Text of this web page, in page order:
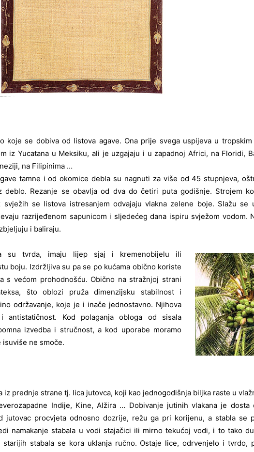
koje se dobiva od listova agave. Ona prije svega uspijeva u tropskim
iz Yucatana u Meksiku, ali je uzgajaju i u zapadnoj Africi, na Floridi,
na Filipinima …
tamne i od okomice debla su nagnuti za više od 45 stupnjeva,
deblo. Rezanje se obavlja od dva do četiri puta godišnje. Strojem
svježih se listova istresanjem odvajaju vlakna zelene boje. Slažu se
razrijeđenom sapunicom i sljedećeg dana ispiru svježom vodom.
i baliraju.
su tvrda, imaju lijep sjaj i kremenobijelu ili
boju. Izdržljiva su pa se po kućama obično koriste
s većom prohodnošću. Obično na stražnjoj strani
što oblozi pruža dimenzijsku stabilnost i
održavanje, koje je i inače jednostavno. Njihova
antistatičnost. Kod polaganja obloga od sisala
izvedba i stručnost, a kod uporabe moramo
isuviše ne smoče.
iz prednje strane tj. lica jutovca, koji kao jednogodišnja biljka raste u
Indije, Kine, Alžira … Dobivanje jutinih vlakana je dosta
jutovac procvjeta odnosno dozrije, režu ga pri korijenu, a stabla se
namakanje stabala u vodi stajačici ili mirno tekućoj vodi, i to tako
starijih stabala se kora uklanja ručno. Ostaje lice, odrvenjelo i tvrdo,